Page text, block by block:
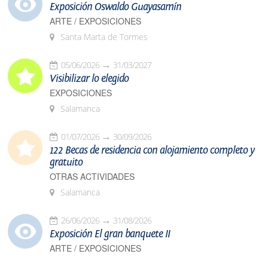
Exposición Oswaldo Guayasamín
ARTE / EXPOSICIONES
Santa Marta de Tormes
05/06/2026 31/03/2027
Visibilizar lo elegido
EXPOSICIONES
Salamanca
01/07/2026 30/09/2026
122 Becas de residencia con alojamiento completo y
gratuito
OTRAS ACTIVIDADES
Salamanca
26/06/2026 31/08/2026
Exposición El gran banquete II
ARTE / EXPOSICIONES